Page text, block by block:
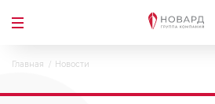
Главная Новости